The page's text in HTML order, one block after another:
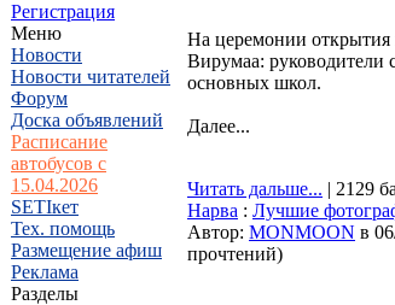
Регистрация
Меню
Новости
Новости читателей
Форум
Доска объявлений
Расписание
автобусов с
15.04.2026
SETIкет
Тех. помощь
Размещение афиш
Реклама
Разделы
На церемонии открытия
Вирумаа: руководители
основных школ.
Далее...
Читать дальше... | 2129
Нарва : Лучшие
Автор: MONMOON в
прочтений)